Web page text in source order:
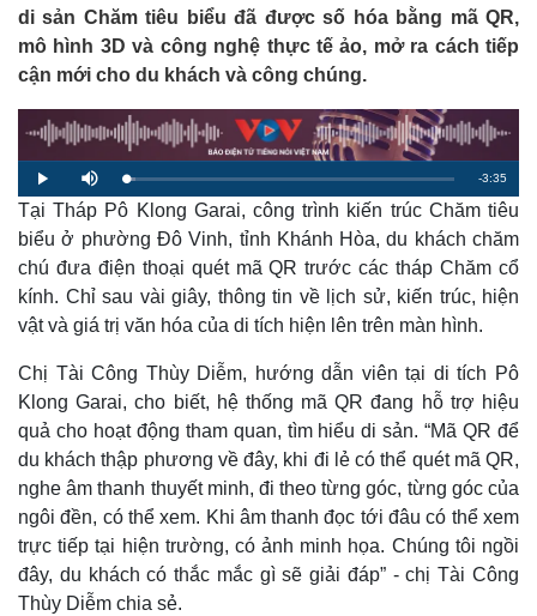
di sản Chăm tiêu biểu đã được số hóa bằng mã QR,
mô hình 3D và công nghệ thực tế ảo, mở ra cách tiếp
cận mới cho du khách và công chúng.
P
l
a
y
M
u
t
e
L
o
d
2
.
8
5
R
e
a
n
g
m
-3:35
Tại Tháp Pô Klong Garai, công trình kiến trúc Chăm tiêu
biểu ở phường Đô Vinh, tỉnh Khánh Hòa, du khách chăm
chú đưa điện thoại quét mã QR trước các tháp Chăm cổ
kính. Chỉ sau vài giây, thông tin về lịch sử, kiến trúc, hiện
vật và giá trị văn hóa của di tích hiện lên trên màn hình.
Chị Tài Công Thùy Diễm, hướng dẫn viên tại di tích Pô
Klong Garai, cho biết, hệ thống mã QR đang hỗ trợ hiệu
quả cho hoạt động tham quan, tìm hiểu di sản. “Mã QR để
du khách thập phương về đây, khi đi lẻ có thể quét mã QR,
nghe âm thanh thuyết minh, đi theo từng góc, từng góc của
ngôi đền, có thể xem. Khi âm thanh đọc tới đâu có thể xem
trực tiếp tại hiện trường, có ảnh minh họa. Chúng tôi ngồi
đây, du khách có thắc mắc gì sẽ giải đáp” - chị Tài Công
Thùy Diễm chia sẻ.